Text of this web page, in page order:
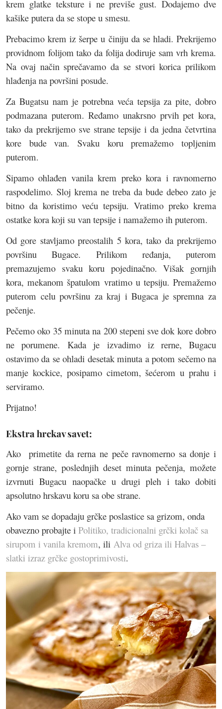
krem glatke teksture i ne previše gust. Dodajemo dve
kašike putera da se stope u smesu.
Prebacimo krem iz šerpe u činiju da se hladi. Prekrijemo
providnom folijom tako da folija dodiruje sam vrh krema.
Na ovaj način sprečavamo da se stvori korica prilikom
hlađenja na površini posude.
Za Bugatsu nam je potrebna veća tepsija za pite, dobro
podmazana puterom. Ređamo unakrsno prvih pet kora,
tako da prekrijemo sve strane tepsije i da jedna četvrtina
kore bude van. Svaku koru premažemo topljenim
puterom.
Sipamo ohlađen vanila krem preko kora i ravnomerno
raspodelimo. Sloj krema ne treba da bude debeo zato je
bitno da koristimo veću tepsiju. Vratimo preko krema
ostatke kora koji su van tepsije i namažemo ih puterom.
Od gore stavljamo preostalih 5 kora, tako da prekrijemo
površinu Bugace. Prilikom ređanja, puterom
premazujemo svaku koru pojedinačno. Višak gornjih
kora, mekanom špatulom vratimo u tepsiju. Premažemo
puterom celu površinu za kraj i Bugaca je spremna za
pečenje.
Pečemo oko 35 minuta na 200 stepeni sve dok kore dobro
ne porumene.Kada je izvadimo iz rerne, Bugacu
ostavimo da se ohladi desetak minuta a potom sečemo na
manje kockice, posipamo cimetom, šećerom u prahu i
serviramo.
Prijatno!
Ekstra hrckav savet:
Ako primetite da rerna ne peče ravnomerno sa donje i
gornje strane, poslednjih deset minuta pečenja, možete
izvrnuti Bugacu naopačke u drugi pleh i tako dobiti
apsolutno hrskavu koru sa obe strane.
Ako vam se dopadaju grčke poslastice sa grizom, onda
obavezno probajte i Politiko, tradicionalni grčki kolač sa
sirupom i vanila kremom, ili Alva od griza ili Halvas –
slatki izraz grčke gostoprimivosti.